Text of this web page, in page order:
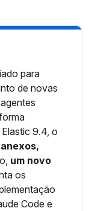
para
de novas
9.4, o
um novo
os
Code e